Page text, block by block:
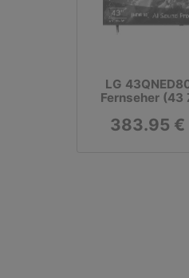
LG
Fernseher (43
383.95 €